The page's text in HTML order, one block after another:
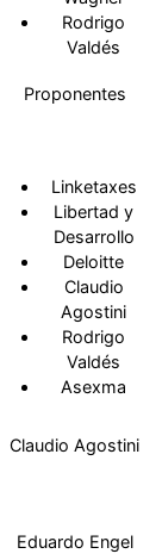
Rodrigo
Valdés
Proponentes
Linketaxes
Libertad y
Desarrollo
Deloitte
Claudio
Agostini
Rodrigo
Valdés
Asexma
Claudio Agostini
Eduardo Engel